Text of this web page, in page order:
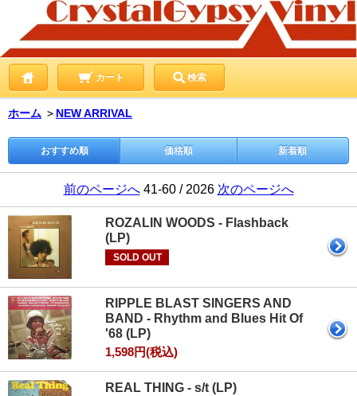
カート 検索
ホーム ＞ NEW ARRIVAL
おすすめ順 価格順 新着順
前のページへ41-60 / 2026 次のページへ
ROZALIN WOODS - Flashback
(LP)
SOLD OUT
RIPPLE BLAST SINGERS AND
BAND - Rhythm and Blues Hit Of
'68 (LP)
1,598円(税込)
REAL THING - s/t (LP)